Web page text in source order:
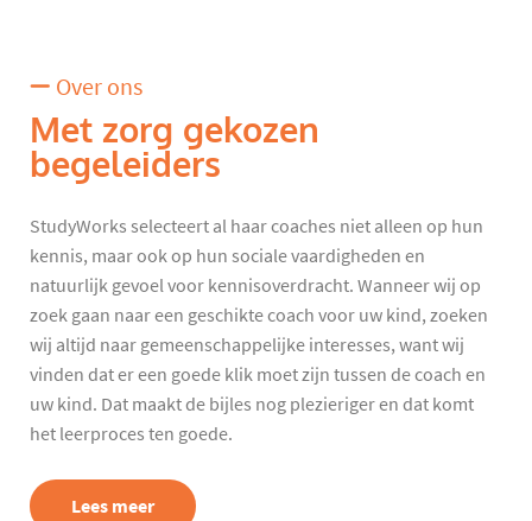
Over ons
Met zorg gekozen
begeleiders
StudyWorks selecteert al haar coaches niet alleen op hun
kennis, maar ook op hun sociale vaardigheden en
natuurlijk gevoel voor kennisoverdracht. Wanneer wij op
zoek gaan naar een geschikte coach voor uw kind, zoeken
wij altijd naar gemeenschappelijke interesses, want wij
vinden dat er een goede klik moet zijn tussen de coach en
uw kind. Dat maakt de bijles nog plezieriger en dat komt
het leerproces ten goede.
Lees meer